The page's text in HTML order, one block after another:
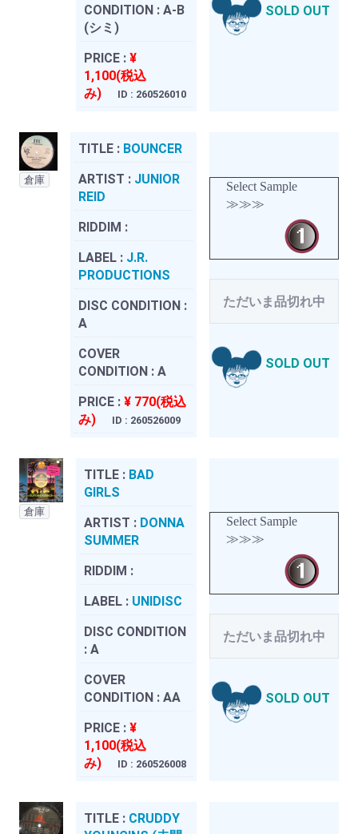
CONDITION : A-B
(シミ)
PRICE : ¥
1,100(税込
み)
ID : 260526010
SOLD OUT
倉庫
TITLE : BOUNCER
ARTIST : JUNIOR
REID
RIDDIM :
LABEL : J.R.
PRODUCTIONS
DISC CONDITION :
A
COVER
CONDITION : A
PRICE : ¥ 770(税込
み)
ID : 260526009
Select Sample
≫≫≫
ただいま品切れ中
SOLD OUT
倉庫
TITLE : BAD
GIRLS
ARTIST : DONNA
SUMMER
RIDDIM :
LABEL : UNIDISC
DISC CONDITION
: A
COVER
CONDITION : AA
PRICE : ¥
1,100(税込
み)
ID : 260526008
Select Sample
≫≫≫
ただいま品切れ中
SOLD OUT
TITLE : CRUDDY